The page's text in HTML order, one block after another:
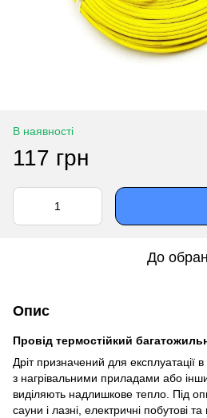
В наявності
117 грн
До
Опис
Провід термостійкий
Дріт призначений для
з нагрівальними приладами або
виділяють надлишкове тепло. Під
сауни і лазні, електричні побутові